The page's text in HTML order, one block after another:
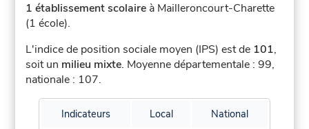
1 établissement scolaire à Mailleroncourt-Charette
(1 école).
L'indice de position sociale moyen (IPS) est de 101,
soit un milieu mixte. Moyenne départementale : 99,
nationale : 107.
Indicateurs Local National